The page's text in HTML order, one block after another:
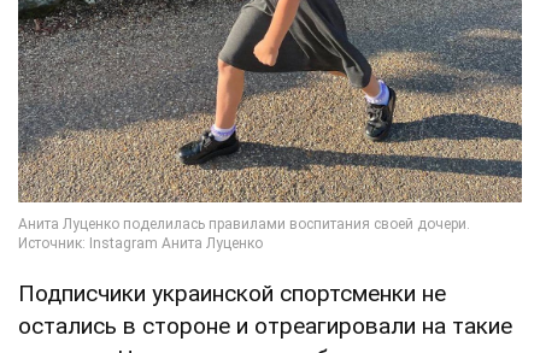
Подписчики украинской спортсменки не
остались в стороне и отреагировали на такие